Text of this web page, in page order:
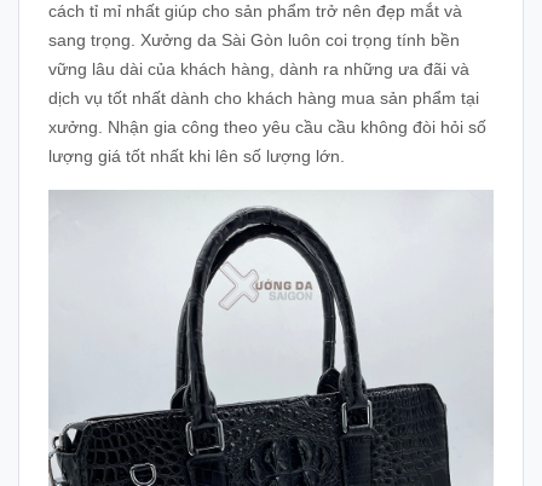
cách tỉ mỉ nhất giúp cho sản phẩm trở nên đẹp mắt và
sang trọng. Xưởng da Sài Gòn luôn coi trọng tính bền
vững lâu dài của khách hàng, dành ra những ưa đãi và
dịch vụ tốt nhất dành cho khách hàng mua sản phẩm tại
xưởng. Nhận gia công theo yêu cầu cầu không đòi hỏi số
lượng giá tốt nhất khi lên số lượng lớn.